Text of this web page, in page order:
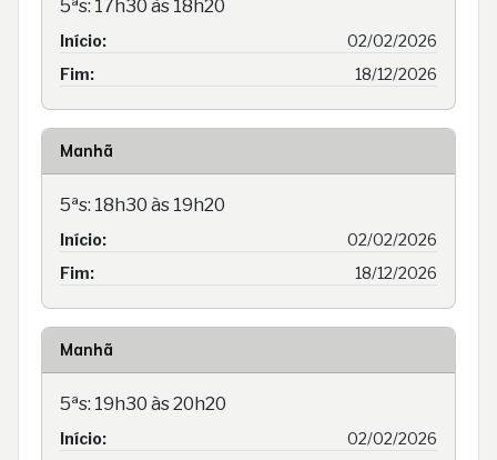
5ªs: 17h30 às 18h20
Início:
02/02/2026
Fim:
18/12/2026
Manhã
5ªs: 18h30 às 19h20
Início:
02/02/2026
Fim:
18/12/2026
Manhã
5ªs: 19h30 às 20h20
Início:
02/02/2026